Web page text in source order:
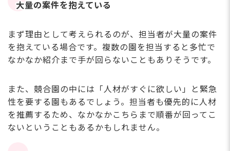
大量の案件を抱えている
まず理由として考えられるのが、担当者が大量の案件
を抱えている場合です。複数の園を担当すると多忙で
なかなか紹介まで手が回らないこともありそうです。
また、競合園の中には「人材がすぐに欲しい」と緊急
性を要する園もあるでしょう。担当者も優先的に人材
を推薦するため、なかなかこちらまで順番が回ってこ
ないということもあるかもしれません。